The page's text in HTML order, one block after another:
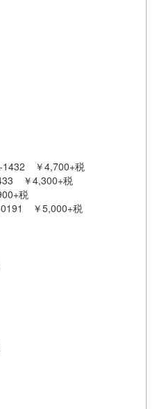
1432 ￥4,700+税
￥4,300+税
税
￥5,000+税